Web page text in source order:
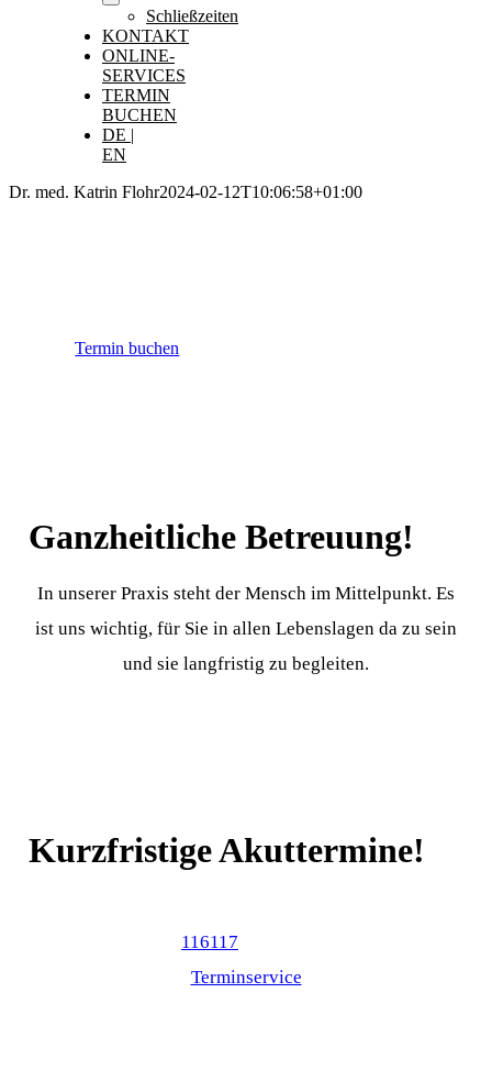
Schließzeiten
KONTAKT
ONLINE-
SERVICES
TERMIN
BUCHEN
DE |
EN
Dr. med. Katrin Flohr2024-02-12T10:06:58+01:00
Termin buchen
Ganzheitliche Betreuung!
In unserer Praxis steht der Mensch im Mittelpunkt. Es
ist uns wichtig, für Sie in allen Lebenslagen da zu sein
und sie langfristig zu begleiten.
Kurzfristige Akuttermine!
116117
Terminservice